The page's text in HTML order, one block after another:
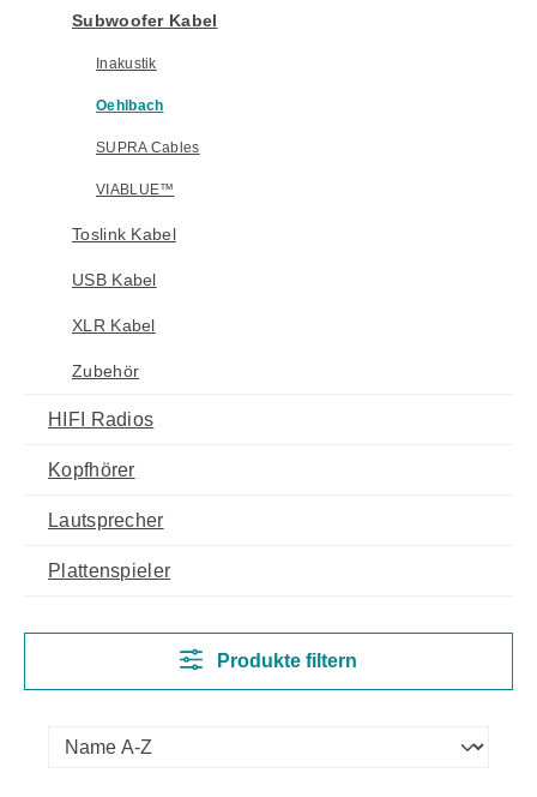
Subwoofer Kabel
Inakustik
Oehlbach
SUPRA Cables
VIABLUE™
Toslink Kabel
USB Kabel
XLR Kabel
Zubehör
HIFI Radios
Kopfhörer
Lautsprecher
Plattenspieler
Produkte filtern